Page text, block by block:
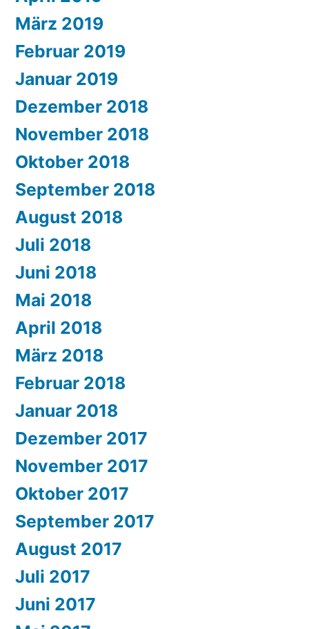
März 2019
Februar 2019
Januar 2019
Dezember 2018
November 2018
Oktober 2018
September 2018
August 2018
Juli 2018
Juni 2018
Mai 2018
April 2018
März 2018
Februar 2018
Januar 2018
Dezember 2017
November 2017
Oktober 2017
September 2017
August 2017
Juli 2017
Juni 2017